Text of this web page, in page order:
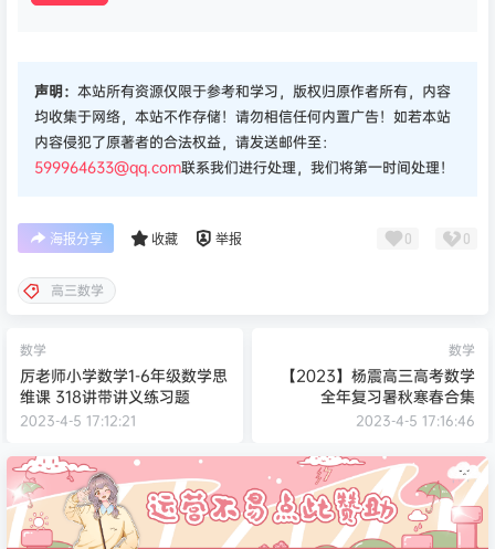
声明： 本站所有资源仅限于参考和学习，版权归原作者所有，内容
均收集于网络，本站不作存储！请勿相信任何内置广告！如若本站
内容侵犯了原著者的合法权益，请发送邮件至：
599964633@qq.com联系我们进行处理，我们将第一时间处理！
海报分享 收藏 举报 0 0
高三数学
数学
厉老师小学数学1-6年级数学思
维课 318讲带讲义练习题
2023-4-5 17:12:21
数学
【2023】杨震高三高考数学
全年复习暑秋寒春合集
2023-4-5 17:16:46